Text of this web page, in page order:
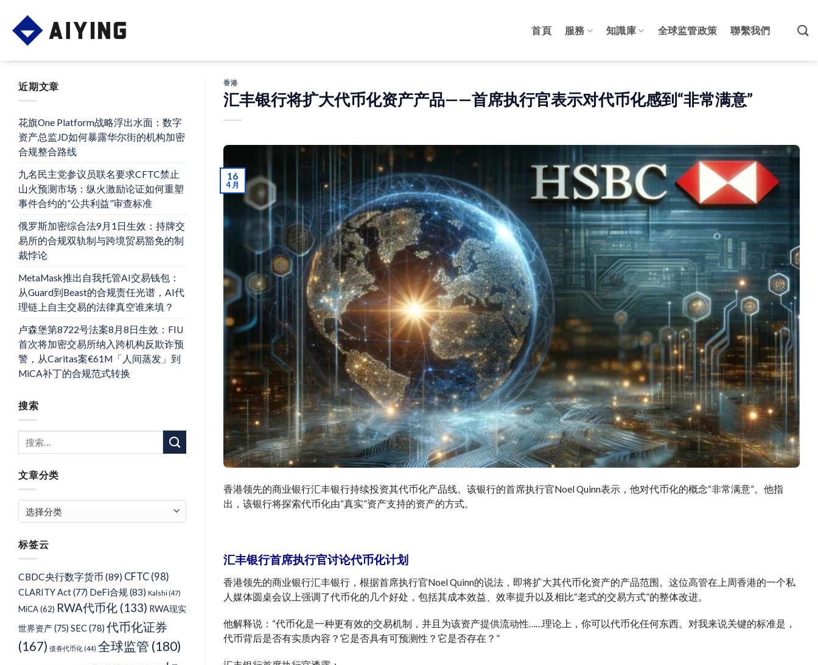
content
首頁 服務 知識庫 全球监管政策 聯繫我們
近期文章
花旗One Platform战略浮出水面：数字
资产总监JD如何暴露华尔街的机构加密
合规整合路线
九名民主党参议员联名要求CFTC禁止
山火预测市场：纵火激励论证如何重塑
事件合约的”公共利益”审查标准
俄罗斯加密综合法9月1日生效：持牌交
易所的合规双轨制与跨境贸易豁免的制
裁悖论
MetaMask推出自我托管AI交易钱包：
从Guard到Beast的合规责任光谱，AI代
理链上自主交易的法律真空谁来填？
卢森堡第8722号法案8月8日生效：FIU
首次将加密交易所纳入跨机构反欺诈预
警，从Caritas案€61M「人间蒸发」到
MiCA补丁的合规范式转换
搜索
文章分类
章
类
标签云
CBDC央行数字货币 (89) CFTC (98)
CLARITY Act(77) DeFi合规(83) Kalshi (47)
MiCA(62) RWA代币化 (133) RWA现实
世界资产(75) SEC(78) 代币化证券
(167) 债券代币化 (44) 全球监管 (180)
香港
汇丰银行将扩大代币化资产产品——首席执行官表示对代币化感到“非常满意”
16
4 月
香港领先的商业银行汇丰银行持续投资其代币化产品线。该银行的首席执行官Noel Quinn表示，他对代币化的概念“非常满意”。他指
出，该银行将探索代币化由“真实”资产支持的资产的方式。
汇丰银行首席执行官讨论代币化计划
香港领先的商业银行汇丰银行，根据首席执行官Noel Quinn的说法，即将扩大其代币化资产的产品范围。这位高管在上周香港的一个私
人媒体圆桌会议上强调了代币化的几个好处，包括其成本效益、效率提升以及相比“老式的交易方式”的整体改进。
他解释说：“代币化是一种更有效的交易机制，并且为该资产提供流动性……理论上，你可以代币化任何东西。对我来说关键的标准是，
代币背后是否有实质内容？它是否具有可预测性？它是否存在？”